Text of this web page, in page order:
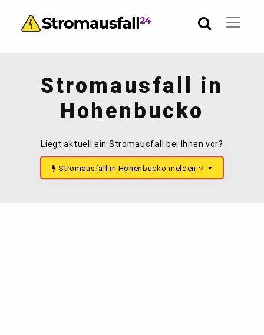
Stromausfall in
Hohenbucko
Liegt aktuell ein Stromausfall bei Ihnen vor?
Stromausfall in Hohenbucko melden